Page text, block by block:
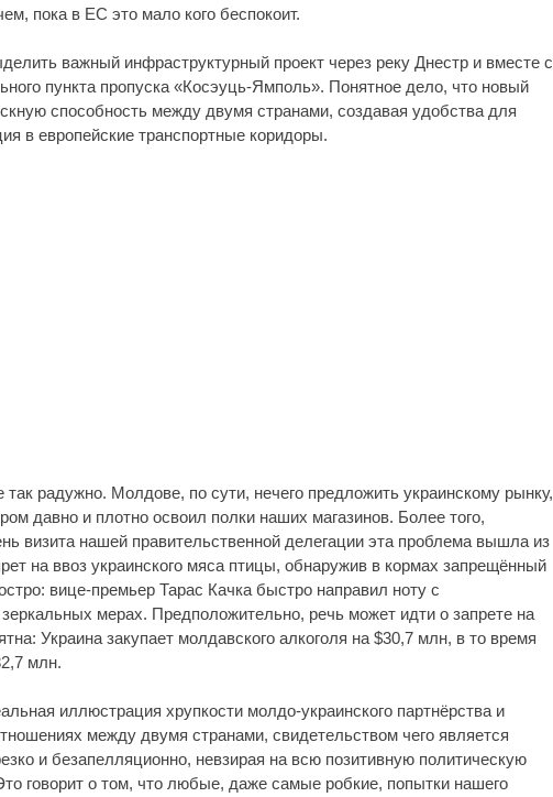
пока в ЕС это мало кого беспокоит.
важный инфраструктурный проект через реку Днестр и вместе с
пункта пропуска «Косэуць-Ямполь». Понятное дело, что новый
способность между двумя странами, создавая удобства для
в европейские транспортные коридоры.
так радужно. Молдове, по сути, нечего предложить украинскому рынку,
давно и плотно освоил полки наших магазинов. Более того,
визита нашей правительственной делегации эта проблема вышла из
на ввоз украинского мяса птицы, обнаружив в кормах запрещённый
вице-премьер Тарас Качка быстро направил ноту с
мерах. Предположительно, речь может идти о запрете на
Украина закупает молдавского алкоголя на $30,7 млн, в то время
млн.
иллюстрация хрупкости молдо-украинского партнёрства и
между двумя странами, свидетельством чего является
и безапелляционно, невзирая на всю позитивную политическую
говорит о том, что любые, даже самые робкие, попытки нашего